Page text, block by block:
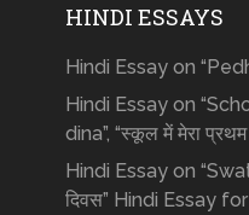
HINDI ESSAYS
Hindi Essay on
Hindi Essay on
dina”, “स्कूल में मेरा
Hindi Essay on
दिवस” Hindi Essay